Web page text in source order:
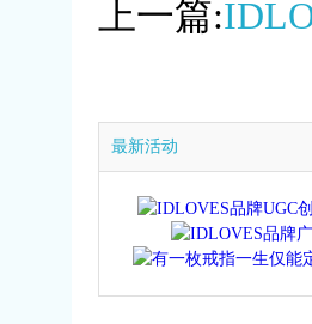
上一篇:
最新活动